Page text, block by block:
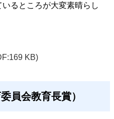
るところが大変素晴らし
KB)
員会教育長賞）